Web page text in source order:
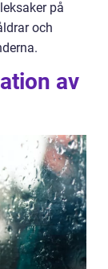
på
och
av